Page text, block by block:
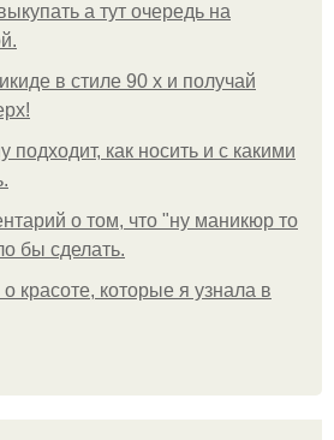
а тут очередь на
в стиле 90 х и получай
подходит, как носить и с какими
о том, что "ну маникюр то
бы сделать.
красоте, которые я узнала в